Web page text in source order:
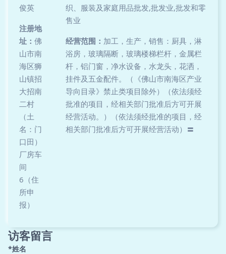
俊英
注册地
址： 佛
山市南
海区狮
山镇招
大招南
二村
（土
名：门
口田）
厂房车
间
6（住
所申
报）
织、服装及家庭用品批发,批发业,批发和零
售业
经营范围： 加工，生产，销售：厨具，淋
浴房，玻璃隔断，玻璃楼梯栏杆，金属栏
杆，铝门窗，净水设备，水龙头，花洒，
挂件及五金配件。（《佛山市南海区产业
导向目录》禁止类项目除外）（依法须经
批准的项目，经相关部门批准后方可开展
经营活动。）（依法须经批准的项目，经
相关部门批准后方可开展经营活动）〓
访客留言
*姓名